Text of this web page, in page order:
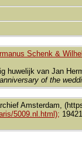
Schenk &
huwelijk van Jan
of the
Amsterdam,
5009.nl.html);